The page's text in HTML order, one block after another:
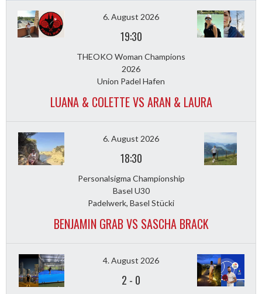
6. August 2026
19:30
THEOKO Woman Champions
2026
Union Padel Hafen
LUANA & COLETTE VS ARAN & LAURA
6. August 2026
18:30
Personalsigma Championship
Basel U30
Padelwerk, Basel Stücki
BENJAMIN GRAB VS SASCHA BRACK
4. August 2026
2 - 0